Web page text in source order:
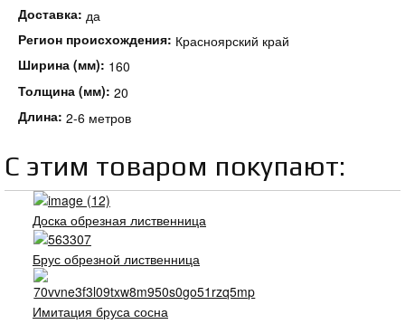
Доставка: да
Регион происхождения: Красноярский край
Ширина (мм): 160
Толщина (мм): 20
Длина: 2-6 метров
С этим товаром покупают:
Доска обрезная лиственница
Брус обрезной лиственница
Имитация бруса сосна